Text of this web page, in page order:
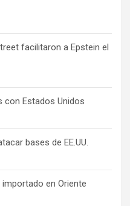
facilitaron a Epstein el
con Estados Unidos
bases de EE.UU.
en Oriente